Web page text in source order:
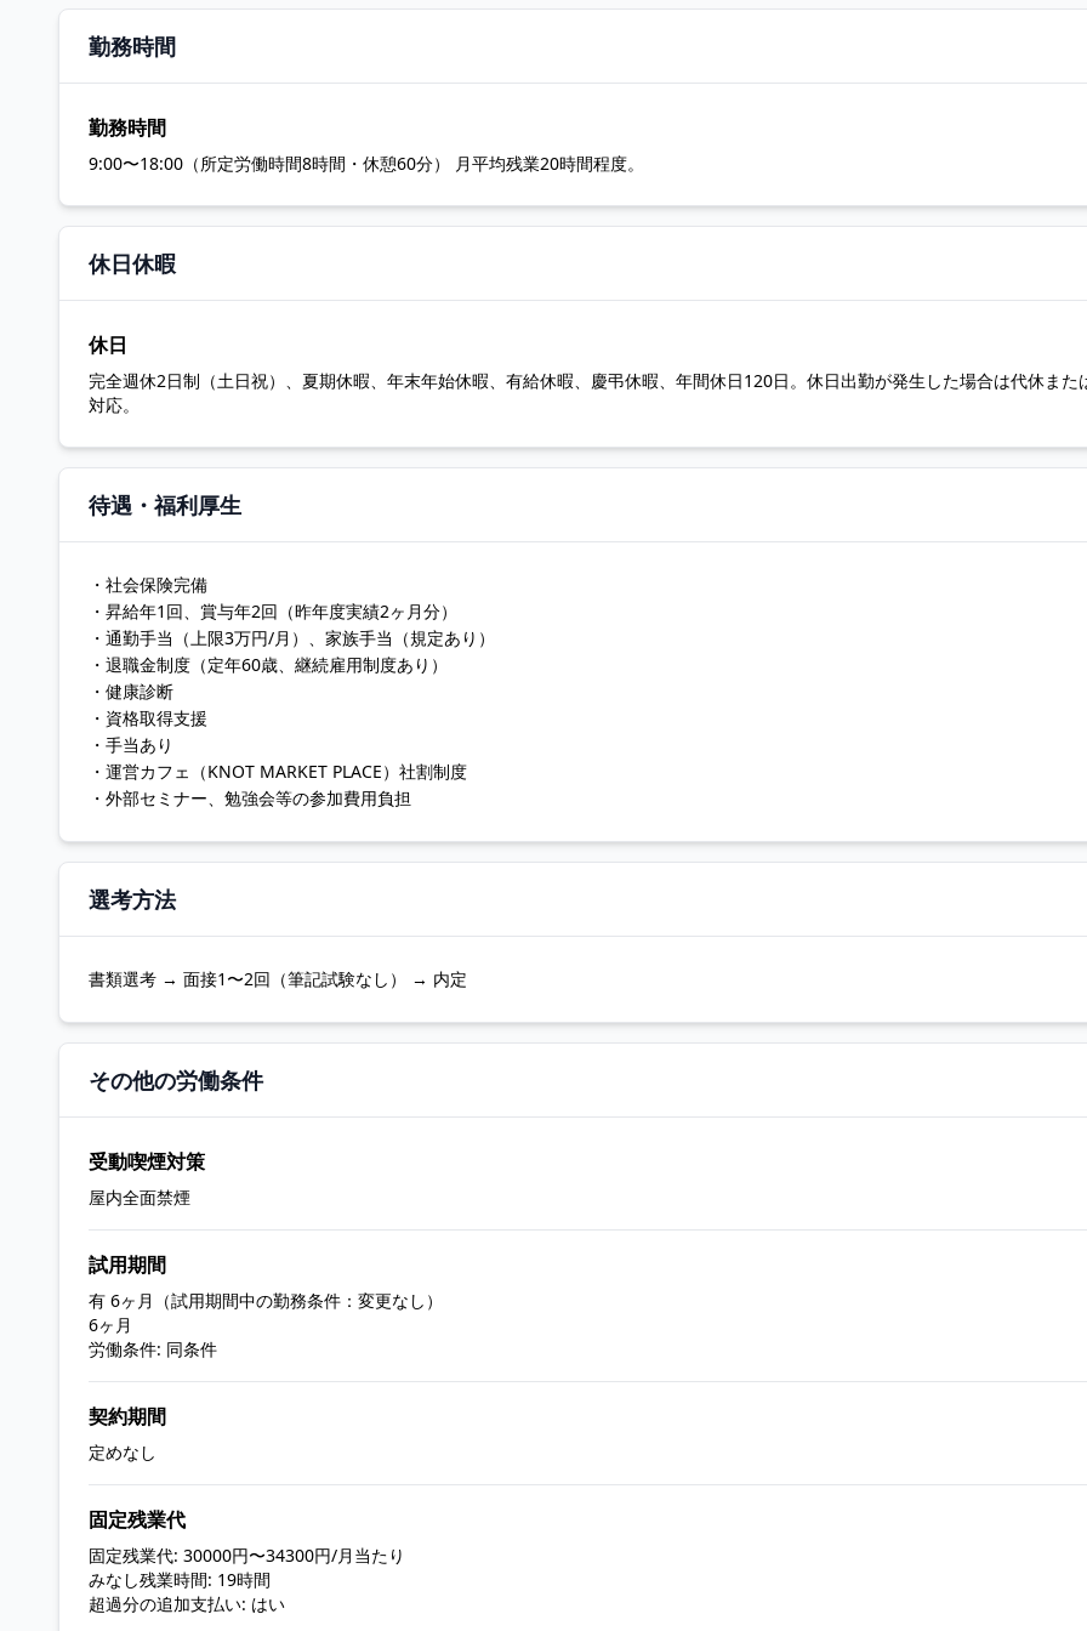
勤務時間
勤務時間
9:00〜18:00（所定労働時間8時間・休憩60分） 月平均残業20時間程度。
休日休暇
休日
完全週休2日制（土日祝）、夏期休暇、年末年始休暇、有給休暇、慶弔休暇、年間休日120日。休日出勤が発生した場合は代休また
対応。
待遇・福利厚生
・社会保険完備
・昇給年1回、賞与年2回（昨年度実績2ヶ月分）
・通勤手当（上限3万円/月）、家族手当（規定あり）
・退職金制度（定年60歳、継続雇用制度あり）
・健康診断
・資格取得支援
・手当あり
・運営カフェ（KNOT MARKET PLACE）社割制度
・外部セミナー、勉強会等の参加費用負担
選考方法
書類選考 → 面接1〜2回（筆記試験なし） → 内定
その他の労働条件
受動喫煙対策
屋内全面禁煙
試用期間
有 6ヶ月（試用期間中の勤務条件：変更なし）
6ヶ月
労働条件: 同条件
契約期間
定めなし
固定残業代
固定残業代: 30000円〜34300円/月当たり
みなし残業時間: 19時間
超過分の追加支払い: はい